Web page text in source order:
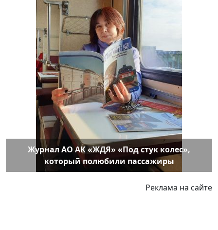
Журнал АО АК «ЖДЯ» «Под стук колес»,
который полюбили пассажиры
Реклама на сайте